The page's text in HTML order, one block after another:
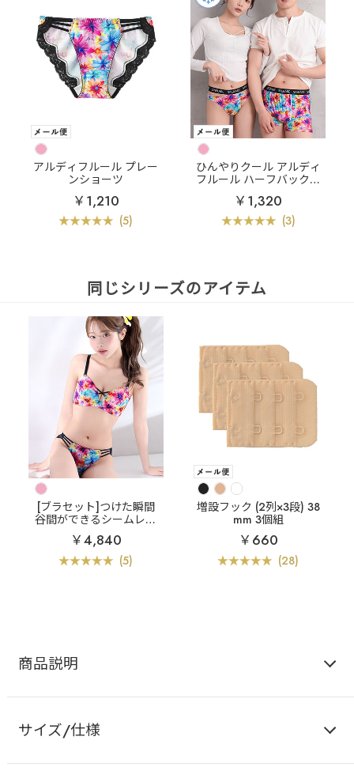
アルディフルール プレー
ンショーツ
￥1,210
(5)
ひんやりクール アルディ
フルール ハーフバックシ
ョーツ
￥1,320
(3)
同じシリーズのアイテム
[ブラセット]つけた瞬間
谷間ができるシームレス
アルディフルール
超盛ブラ(R) ブラジャー&
ショーツ
￥4,840
(5)
増設フック (2列×3段) 38
mm 3個組
￥660
(28)
商品説明
サイズ/仕様